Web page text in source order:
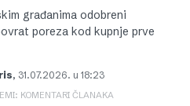
građanima odobreni
poreza kod kupnje prve
, 31.07.2026. u 18:23
KOMENTARI ČLANAKA